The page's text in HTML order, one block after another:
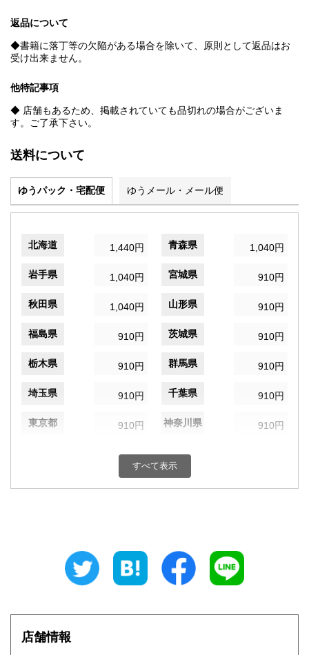
返品について
◆書籍に落丁等の欠陥がある場合を除いて、原則として返品はお
受け出来ません。
他特記事項
◆ 店舗もあるため、掲載されていても品切れの場合がございま
す。ご了承下さい。
送料について
ゆうパック・宅配便 ゆうメール・メール便
北海道 1,440円 青森県 1,040円
岩手県 1,040円 宮城県 910円
秋田県 1,040円 山形県 910円
福島県 910円 茨城県 910円
栃木県 910円 群馬県 910円
埼玉県 910円 千葉県 910円
東京都 910円 神奈川県 910円
910円 富山県
910円 三重県
大阪府
すべて表示
店舗情報